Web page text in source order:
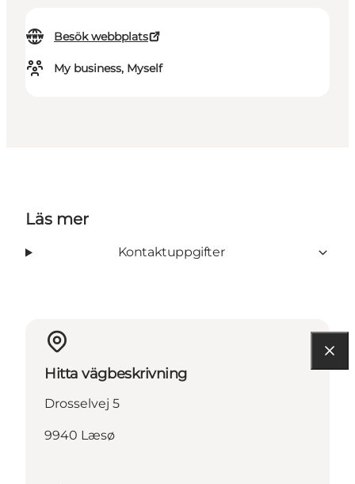
Besök webbplats
My business, Myself
Läs mer
Kontaktuppgifter
Hitta vägbeskrivning
Drosselvej 5
9940 Læsø